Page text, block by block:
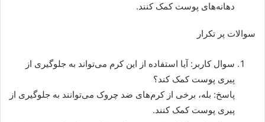
دهانه‌های پوست کمک کنند.
سوالات پر تکرار
سوال کاربر: آیا استفاده از این کرم می‌تواند به جلوگیری از
پیری پوست کمک کند؟
پاسخ: بله، برخی از کرم‌های ضد چروک می‌توانند به جلوگیری از
پیری پوست کمک کنند.